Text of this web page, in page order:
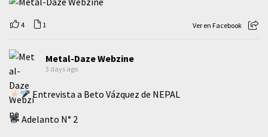
4 1 Ver en Facebook
Metal-Daze Webzine
3 days ago
Entrevista a Beto Vázquez de NEPAL
Adelanto N° 2